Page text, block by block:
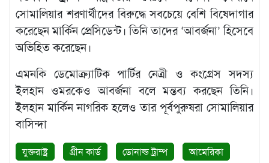
সোমালিয়ার শরণার্থীদের বিরুদ্ধে সবচেয়ে বেশি বিষেদাগার
করেছেন মার্কিন প্রেসিডেন্ট। তিনি তাদের ‘আবর্জনা’ হিসেবে
অভিহিত করেছেন।
এমনকি ডেমোক্র্যাটিক পার্টির নেত্রী ও কংগ্রেস সদস্য
ইলহান ওমরকেও আবর্জনা বলে মন্তব্য করছেন তিনি।
ইলহান মার্কিন নাগরিক হলেও তার পূর্বপুরুষরা সোমালিয়ার
বাসিন্দা
যুক্তরাষ্ট্র গ্রীন কার্ড ডোনাল্ড ট্রাম্প আমেরিকা